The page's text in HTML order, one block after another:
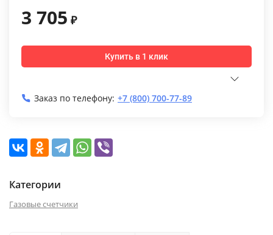
3 705 ₽
Купить в 1 клик
Заказ по телефону: +7 (800) 700-77-89
Категории
Газовые счетчики